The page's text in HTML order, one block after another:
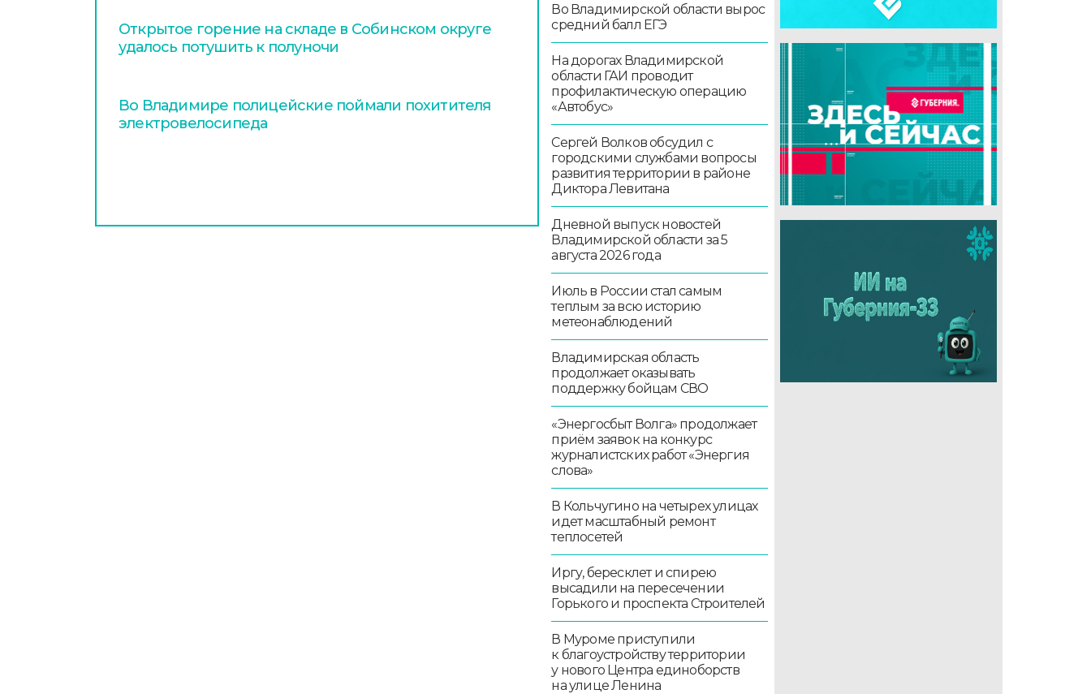
Открытое горение на складе в Собинском округе
удалось потушить к полуночи
Во Владимире полицейские поймали похитителя
электровелосипеда
Во Владимирской области вырос
средний балл ЕГЭ
На дорогах Владимирской
области ГАИ проводит
профилактическую операцию
«Автобус»
Сергей Волков обсудил с
городскими службами вопросы
развития территории в районе
Диктора Левитана
Дневной выпуск новостей
Владимирской области за 5
августа 2026 года
Июль в России стал самым
теплым за всю историю
метеонаблюдений
Владимирская область
продолжает оказывать
поддержку бойцам СВО
«Энергосбыт Волга» продолжает
приём заявок на конкурс
журналистских работ «Энергия
слова»
В Кольчугино на четырех улицах
идет масштабный ремонт
теплосетей
Иргу, бересклет и спирею
высадили на пересечении
Горького и проспекта Строителей
В Муроме приступили
к благоустройству территории
у нового Центра единоборств
на улице Ленина